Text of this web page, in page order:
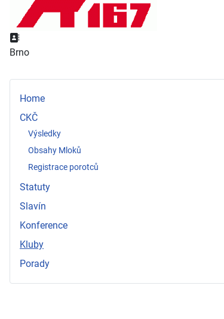
Home
CKČ
Výsledky
Obsahy Mloků
Registrace porotců
Statuty
Slavín
Konference
Kluby
Porady
Adresa:
Brno